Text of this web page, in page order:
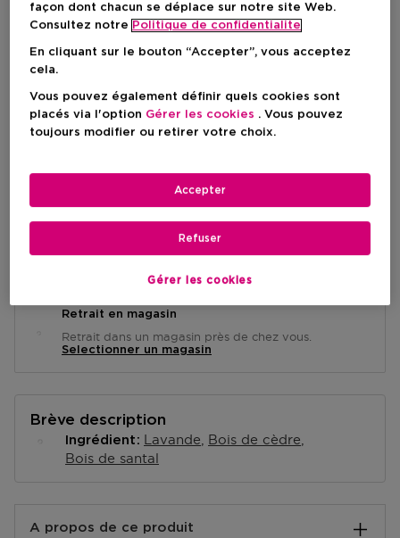
Prix promotionnel
Prix du produit
146,90 €
Prix promotionnel
102,83 €
-30% Prix du produit
146,90 €
Retrait en magasin
Retrait dans un magasin près de chez vous.
Selectionner un magasin
Brève description
Ingrédient Lavande Bois de cèdre
Bois de santal
A propos de ce produit
façon dont chacun se déplace sur notre site Web.
Consultez notre Politique de confidentialite
En cliquant sur le bouton “Accepter”, vous acceptez
cela.
Vous pouvez également définir quels cookies sont
placés via l'option Gérer les cookies . Vous pouvez
toujours modifier ou retirer votre choix.
Gérer les cookies
Refuser
Accepter